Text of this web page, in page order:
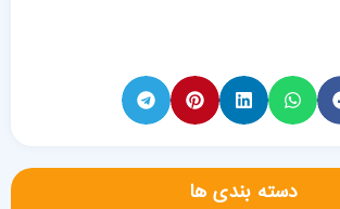
دسته بندی ها